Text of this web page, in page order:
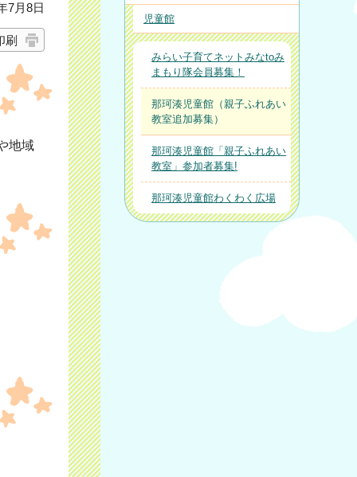
月8日
刷
地域
児童館
みらい子育てネットみなtoみ
まもり隊会員募集！
那珂湊児童館（親子ふれあい
教室追加募集）
那珂湊児童館「親子ふれあい
教室」参加者募集!
那珂湊児童館わくわく広場